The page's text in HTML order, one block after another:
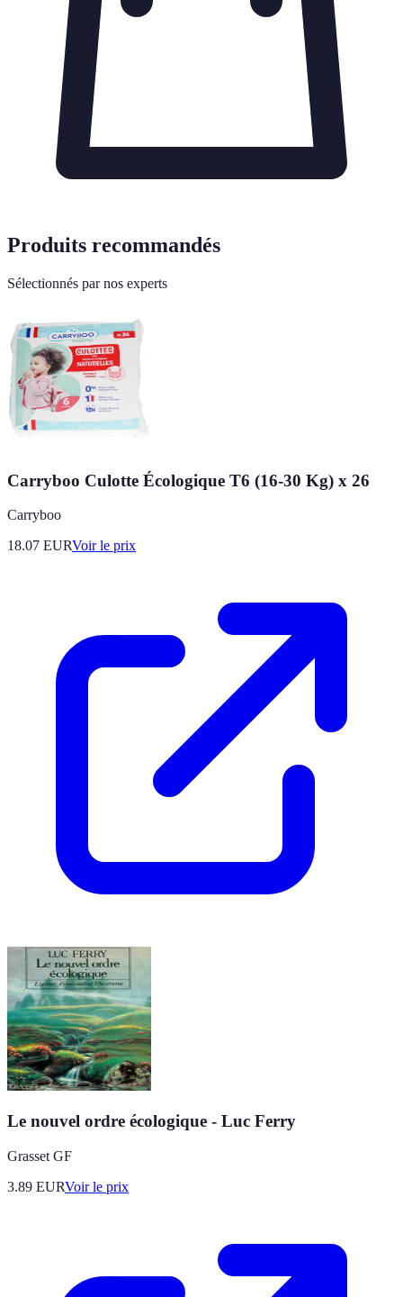
Produits recommandés
Sélectionnés par nos experts
Carryboo Culotte Écologique T6 (16-30 Kg) x 26
Carryboo
18.07 EURVoir le prix
Le nouvel ordre écologique - Luc Ferry
Grasset GF
3.89 EURVoir le prix